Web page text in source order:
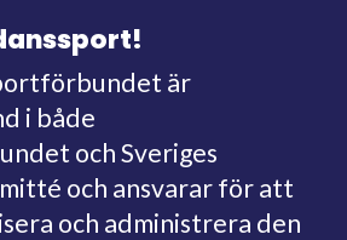
är
i både
och Sveriges
och ansvarar för att
och administrera den